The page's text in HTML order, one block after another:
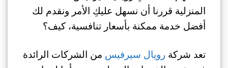
المنزلية قررنا أن نسهل عليكِ الأمر ونقدم لك
أفضل خدمة ممكنة بأسعار تنافسية، كيف؟
تعد شركة رويال سيرفيس من الشركات الرائدة